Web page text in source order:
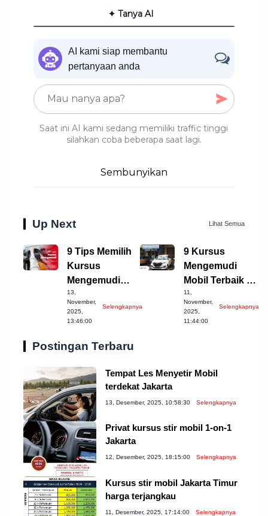
✦ Tanya AI
AI kami siap membantu
pertanyaan anda
Saat ini AI kami sedang memiliki traffic tinggi
silahkan coba beberapa saat lagi.
Sembunyikan
Up Next Lihat Semua
9 Tips Memilih
Kursus
Mengemudi
Mobil Terbaik di
Cianjur
13,
November,
2025,
13:46:00
Selengkapnya
9 Kursus
Mengemudi
Mobil Terbaik di
Cirebon yang
Wajib Dicoba!
11,
November,
2025,
11:44:00
Selengkapnya
Postingan Terbaru
Tempat Les Menyetir Mobil
terdekat Jakarta
13, Desember, 2025, 10:58:30 Selengkapnya
Privat kursus stir mobil 1-on-1
Jakarta
12, Desember, 2025, 18:15:00 Selengkapnya
Kursus stir mobil Jakarta Timur
harga terjangkau
11, Desember, 2025, 17:14:00 Selengkapnya